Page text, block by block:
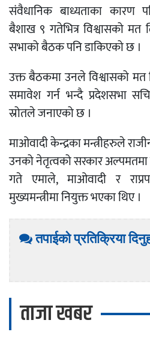
संवैधानिक बाध्यताका कारण
बैशाख ९ गतेभित्र विश्वासको मत
सभाको बैठक पनि डाकिएको छ ।
उक्त बैठकमा उनले विश्वासको मत
समावेश गर्न भन्दै प्रदेशसभा
स्रोतले जनाएको छ ।
माओवादी केन्द्रका मन्त्रीहरुले
उनको नेतृत्वको सरकार
गते एमाले, माओवादी र
मुख्यमन्त्रीमा नियुक्त भएका थिए ।
तपाईको प्रतिक्रिया
ताजा खबर